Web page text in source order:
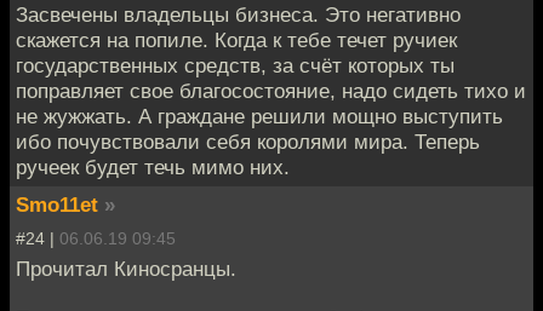
Засвечены владельцы бизнеса. Это негативно
скажется на попиле. Когда к тебе течет ручиек
государственных средств, за счёт которых ты
поправляет свое благосостояние, надо сидеть тихо и
не жужжать. А граждане решили мощно выступить
ибо почувствовали себя королями мира. Теперь
ручеек будет течь мимо них.
Smo11et »
#24 | 06.06.19 09:45
Прочитал Киносранцы.